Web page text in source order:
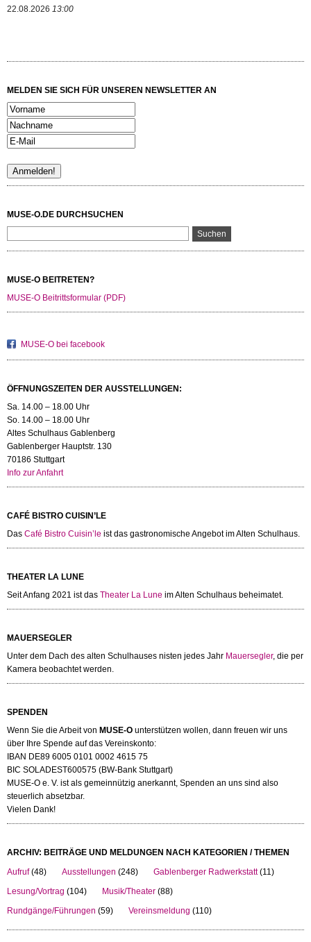
22.08.2026 13:00
MELDEN SIE SICH FÜR UNSEREN NEWSLETTER AN
MUSE-O.DE DURCHSUCHEN
MUSE-O BEITRETEN?
MUSE-O Beitrittsformular (PDF)
MUSE-O bei facebook
ÖFFNUNGSZEITEN DER AUSSTELLUNGEN:
Sa. 14.00 – 18.00 Uhr
So. 14.00 – 18.00 Uhr
Altes Schulhaus Gablenberg
Gablenberger Hauptstr. 130
70186 Stuttgart
Info zur Anfahrt
CAFÉ BISTRO CUISIN’LE
Das Café Bistro Cuisin’le ist das gastronomische Angebot im Alten Schulhaus.
THEATER LA LUNE
Seit Anfang 2021 ist das Theater La Lune im Alten Schulhaus beheimatet.
MAUERSEGLER
Unter dem Dach des alten Schulhauses nisten jedes Jahr Mauersegler, die per
Kamera beobachtet werden.
SPENDEN
Wenn Sie die Arbeit von MUSE-O unterstützen wollen, dann freuen wir uns
über Ihre Spende auf das Vereinskonto:
IBAN DE89 6005 0101 0002 4615 75
BIC SOLADEST600575 (BW-Bank Stuttgart)
MUSE-O e. V. ist als gemeinnützig anerkannt, Spenden an uns sind also
steuerlich absetzbar.
Vielen Dank!
ARCHIV: BEITRÄGE UND MELDUNGEN NACH KATEGORIEN / THEMEN
Aufruf(48) Ausstellungen (248) Gablenberger Radwerkstatt(11)
Lesung/Vortrag (104) Musik/Theater (88)
Rundgänge/Führungen (59) Vereinsmeldung (110)